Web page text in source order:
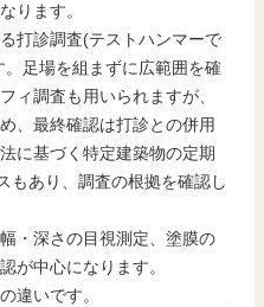
ります。
打診調査(テストハンマーで
足場を組まずに広範囲を確
ィ調査も用いられますが、
、最終確認は打診との併用
に基づく特定建築物の定期
もあり、調査の根拠を確認し
・深さの目視測定、塗膜の
が中心になります。
違いです。